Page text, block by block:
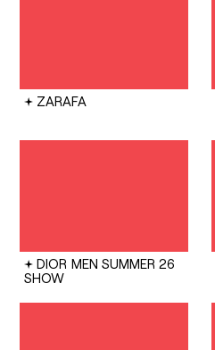
ZARAFA
DIOR MEN SUMMER 26
SHOW